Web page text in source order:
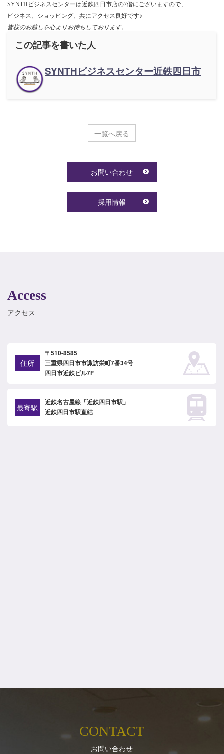
SYNTHビジネスセンターは近鉄四日市店の7偕にございますので、
ビジネス、ショッピング、共にアクセス良好です♪
皆様のお越しを心よりお待ちしております。
この記事を書いた人
SYNTHビジネスセンター近鉄四日市
一覧へ戻る
お問い合わせ
採用情報
Access
アクセス
住所
〒510-8585
三重県四日市市諏訪栄町7番34号
四日市近鉄ビル7F
最寄駅
近鉄名古屋線「近鉄四日市駅」
近鉄四日市駅直結
CONTACT
お問い合わせ